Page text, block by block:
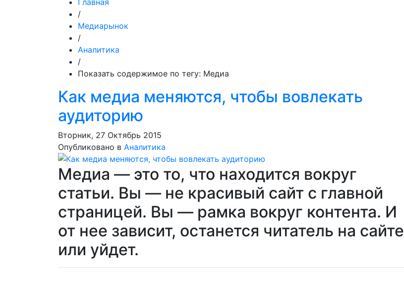
Главная
/
Медиарынок
/
Аналитика
/
Показать содержимое по тегу: Медиа
Как медиа меняются, чтобы вовлекать
аудиторию
Вторник, 27 Октябрь 2015
Опубликовано в Аналитика
Медиа — это то, что находится вокруг
статьи. Вы — не красивый сайт с главной
страницей. Вы — рамка вокруг контента. И
от нее зависит, останется читатель на сайте
или уйдет.